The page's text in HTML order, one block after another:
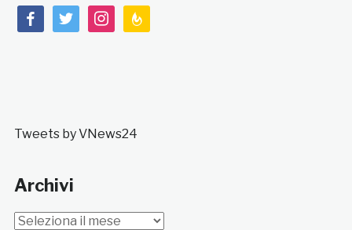
facebooktwitterinstagramfeedburner
Tweets by VNews24
Archivi
Archivi